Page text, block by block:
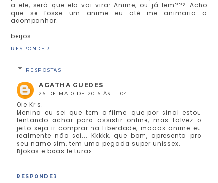
a ele, será que ela vai virar Anime, ou já tem??? Acho
que se fosse um anime eu até me animaria a
acompanhar.
beijos
RESPONDER
RESPOSTAS
AGATHA GUEDES
26 DE MAIO DE 2016 ÀS 11:04
Oie Kris.
Menina eu sei que tem o filme, que por sinal estou
tentando achar para assistir online, mas talvez o
jeito seja ir comprar na Liberdade, maaas anime eu
realmente não sei... Kkkkk, que bom, apresenta pro
seu namo sim, tem uma pegada super unissex.
Bjokas e boas leituras.
RESPONDER